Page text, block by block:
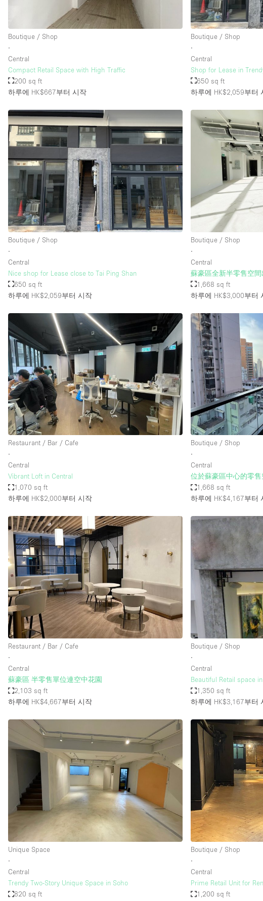
Boutique / Shop
∙
Central
Compact Retail Space with High Traffic
200 sq ft
하루에 HK$667부터 시작
Boutique / Shop
∙
Central
Shop for Lease in
650 sq ft
하루에 HK$2,059부터
Boutique / Shop
∙
Central
Nice shop for Lease close to Tai Ping Shan
650 sq ft
하루에 HK$2,059부터 시작
Boutique / Shop
∙
Central
蘇豪區全新半零售空間
1,668 sq ft
하루에 HK$3,000부터
Restaurant / Bar / Cafe
∙
Central
Vibrant Loft in Central
1,070 sq ft
하루에 HK$2,000부터 시작
Boutique / Shop
∙
Central
位於蘇豪區中心的零
1,668 sq ft
하루에 HK$4,167부터
Restaurant / Bar / Cafe
∙
Central
蘇豪區 半零售單位連空中花園
2,103 sq ft
하루에 HK$4,667부터 시작
Boutique / Shop
∙
Central
Beautiful Retail space
1,350 sq ft
하루에 HK$3,167부터
Unique Space
∙
Central
Trendy Two-Story Unique Space in Soho
820 sq ft
Boutique / Shop
∙
Central
Prime Retail Unit for
1,200 sq ft